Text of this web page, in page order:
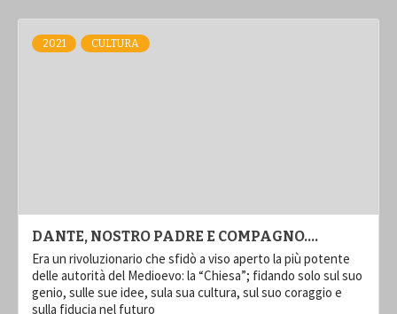
2021 CULTURA
DANTE, NOSTRO PADRE E COMPAGNO….
Era un rivoluzionario che sfidò a viso aperto la più potente
delle autorità del Medioevo: la “Chiesa”; fidando solo sul suo
genio, sulle sue idee, sula sua cultura, sul suo coraggio e
sulla fiducia nel futuro